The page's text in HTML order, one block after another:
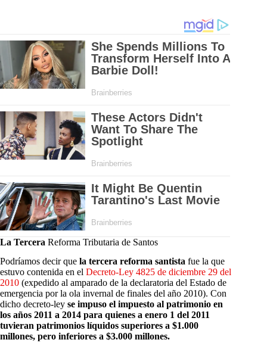
La Tercera Reforma Tributaria de Santos
Podríamos decir que la tercera reforma santista fue la que
estuvo contenida en el Decreto-Ley 4825 de diciembre 29 del
2010 (expedido al amparado de la declaratoria del Estado de
emergencia por la ola invernal de finales del año 2010). Con
dicho decreto-ley se impuso el impuesto al patrimonio en
los años 2011 a 2014 para quienes a enero 1 del 2011
tuvieran patrimonios líquidos superiores a $1.000
millones, pero inferiores a $3.000 millones.